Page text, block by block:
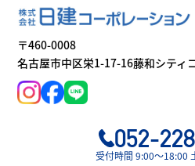
〒460-0008
名古屋市中区栄1-17-16藤和シティ
052-
受付時間 9:00〜18:00